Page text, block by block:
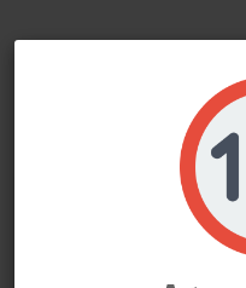
Cornwall
LLAMAS GROW NO VENDE
TODOS LOS PRODUCTOS QUE SE VENDEN
GERMINAR NI CULTIVAR, SI ALGÚN